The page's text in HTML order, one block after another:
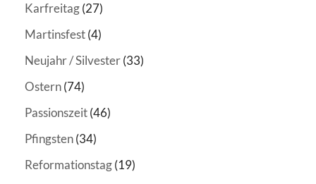
Karfreitag(27)
Martinsfest(4)
Neujahr / Silvester(33)
Ostern(74)
Passionszeit(46)
Pfingsten(34)
Reformationstag(19)